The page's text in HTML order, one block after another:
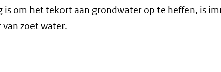
is om het tekort aan grondwater op te heffen, is
zoet water.